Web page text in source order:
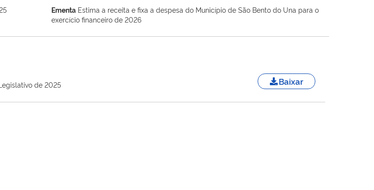
Ementa Estima a receita e fixa a despesa do Município de São Bento do Una para o
exercício financeiro de 2026
de 2025 Baixar